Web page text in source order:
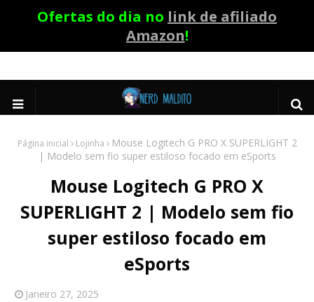
Ofertas do dia no link de afiliado
Amazon!
Página inicial Lojinha
Mouse Logitech G PRO X SUPERLIGHT 2
| Modelo sem fio super estiloso focado em eSports
Mouse Logitech G PRO X
SUPERLIGHT 2 | Modelo sem fio
super estiloso focado em
eSports
Janeiro 27, 2025